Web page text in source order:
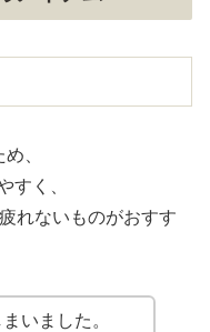
、
すく、
れないものがおすす
いました。